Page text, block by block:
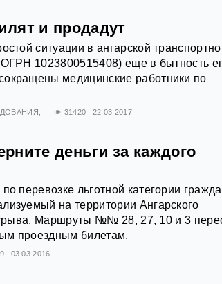
и продадут
ситуации в ангарской
1023800515408) еще в бытность
медицинские работники по
31420 22.03.2017
деньги за каждого
перевозке льготной категории
на территории Ангарского
срыва. Маршруты №№ 28, 27, 10 и 3
проездным билетам.
03.03.2016